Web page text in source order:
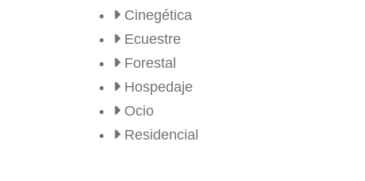
Cinegética
Ecuestre
Forestal
Hospedaje
Ocio
Residencial